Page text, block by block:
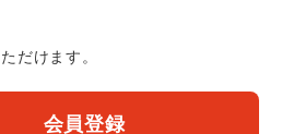
だけます。
会員登録